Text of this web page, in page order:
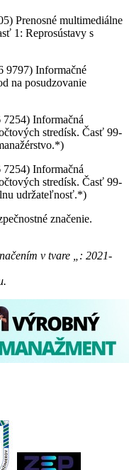
Prenosné multimediálne
1: Reprosústavy s
9797) Informačné
na posudzovanie
7254) Informačná
stredísk. Časť 99-
7254) Informačná
stredísk. Časť 99-
udržateľnosť.*)
značenie.
v tvare „: 2021-